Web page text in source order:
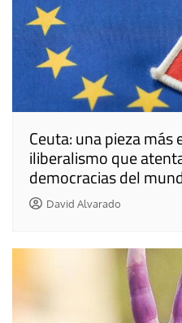
Ceuta: una pieza más
iliberalismo que
democracias del
David Alvarado